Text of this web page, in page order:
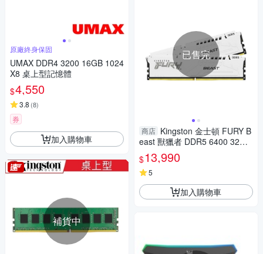
原廠終身保固
UMAX DDR4 3200 16GB 1024
X8 桌上型記憶體
$4,550
3.8 (8)
券
加入購物車
補貨中
已售完
商店 Kingston 金士頓 FURY B
east 獸獵者 DDR5 6400 32G
(16Gx2) CL32 桌上型超頻記憶
體(白) KF564C32BWEK2-32
$13,990
5
加入購物車